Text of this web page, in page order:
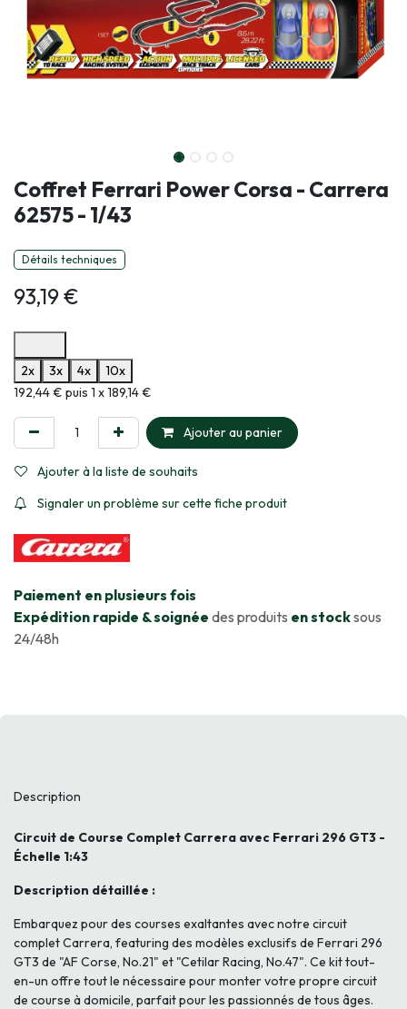
Coffret Ferrari Power Corsa - Carrera
62575 - 1/43
Détails techniques
93,19€
2x
3x 4x
10x
Informations sur le plan de paiement sélectionné
192,44 € puis 1 x 189,14 €
Ajouter au panier
Ajouter à la liste de souhaits
Signaler un problème sur cette fiche produit
​Paiement en plusieurs fois
Expédition rapide & soignée des produits en stocksous
24/48h
Description
Circuit de Course Complet Carrera avec Ferrari 296 GT3 -
Échelle 1:43
Description détaillée :
Embarquez pour des courses exaltantes avec notre circuit
complet Carrera, featuring des modèles exclusifs de Ferrari 296
GT3 de "AF Corse, No.21" et "Cetilar Racing, No.47". Ce kit tout-
en-un offre tout le nécessaire pour monter votre propre circuit
de course à domicile, parfait pour les passionnés de tous âges.